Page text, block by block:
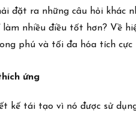
đặt ra những câu hỏi khác
nhiều điều tốt hơn? Về
phú và tối đa hóa tích cực
ứng
tái tạo vì nó được sử